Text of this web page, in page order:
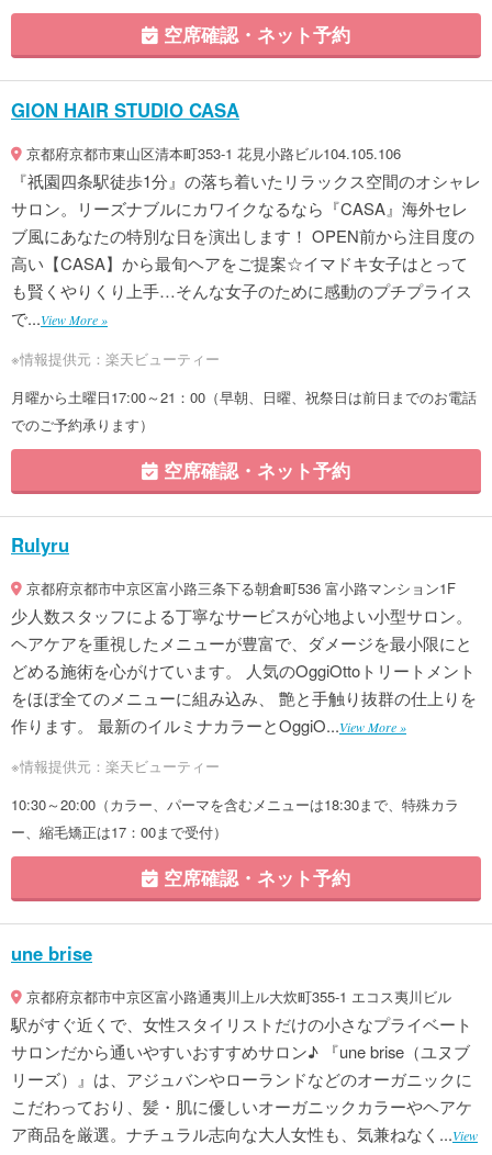
空席確認・ネット予約
GION HAIR STUDIO CASA
京都府京都市東山区清本町353-1 花見小路ビル104.105.106
『祇園四条駅徒歩1分』の落ち着いたリラックス空間のオシャレ
サロン。リーズナブルにカワイクなるなら『CASA』海外セレ
ブ風にあなたの特別な日を演出します！ OPEN前から注目度の
高い【CASA】から最旬ヘアをご提案☆イマドキ女子はとって
も賢くやりくり上手…そんな女子のために感動のプチプライス
で...View More »
※情報提供元：楽天ビューティー
月曜から土曜日17:00～21：00（早朝、日曜、祝祭日は前日までのお電話
でのご予約承ります）
空席確認・ネット予約
Rulyru
京都府京都市中京区富小路三条下る朝倉町536 富小路マンション1F
少人数スタッフによる丁寧なサービスが心地よい小型サロン。
ヘアケアを重視したメニューが豊富で、ダメージを最小限にと
どめる施術を心がけています。 人気のOggiOttoトリートメント
をほぼ全てのメニューに組み込み、 艶と手触り抜群の仕上りを
作ります。 最新のイルミナカラーとOggiO...View More »
※情報提供元：楽天ビューティー
10:30～20:00（カラー、パーマを含むメニューは18:30まで、特殊カラ
ー、縮毛矯正は17：00まで受付）
空席確認・ネット予約
une brise
京都府京都市中京区富小路通夷川上ル大炊町355-1 エコス夷川ビル
駅がすぐ近くで、女性スタイリストだけの小さなプライベート
サロンだから通いやすいおすすめサロン♪ 『une brise（ユヌブ
リーズ）』は、アジュバンやローランドなどのオーガニックに
こだわっており、髪・肌に優しいオーガニックカラーやヘアケ
ア商品を厳選。ナチュラル志向な大人女性も、気兼ねなく...View